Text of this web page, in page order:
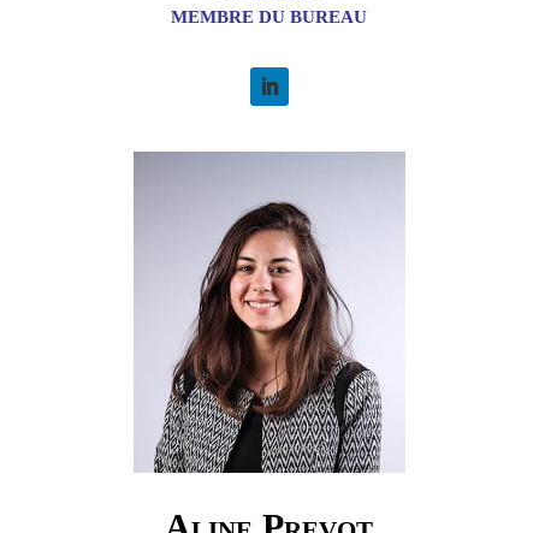
MEMBRE DU BUREAU